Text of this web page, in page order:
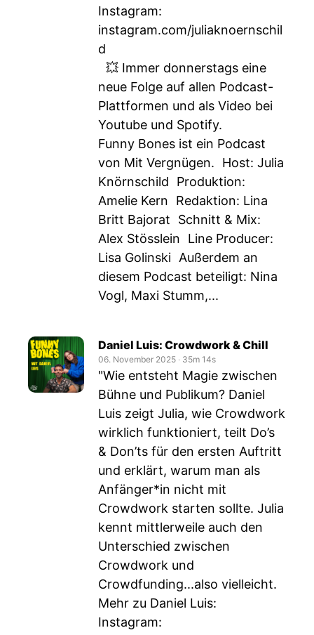
Instagram:
instagram.com/juliaknoernschil
d
💥 Immer donnerstags eine
neue Folge auf allen Podcast-
Plattformen und als Video bei
Youtube und Spotify.
Funny Bones ist ein Podcast
von Mit Vergnügen. Host: Julia
Knörnschild Produktion:
Amelie Kern Redaktion: Lina
Britt Bajorat Schnitt & Mix:
Alex Stösslein Line Producer:
Lisa Golinski Außerdem an
diesem Podcast beteiligt: Nina
Vogl, Maxi Stumm,...
Daniel Luis: Crowdwork & Chill
06. November 2025 ‧ 35m 14s
"Wie entsteht Magie zwischen
Bühne und Publikum? Daniel
Luis zeigt Julia, wie Crowdwork
wirklich funktioniert, teilt Do’s
& Don’ts für den ersten Auftritt
und erklärt, warum man als
Anfänger*in nicht mit
Crowdwork starten sollte. Julia
kennt mittlerweile auch den
Unterschied zwischen
Crowdwork und
Crowdfunding...also vielleicht.
Mehr zu Daniel Luis:
Instagram: